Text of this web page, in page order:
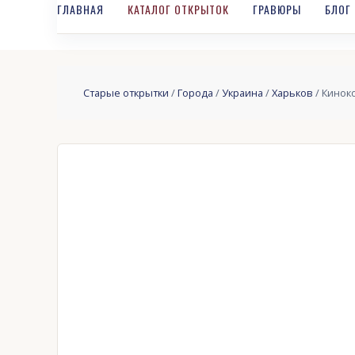
ГЛАВНАЯ КАТАЛОГ ОТКРЫТОК ГРАВЮРЫ БЛОГ
Старые открытки /Города /Украина /Харьков /